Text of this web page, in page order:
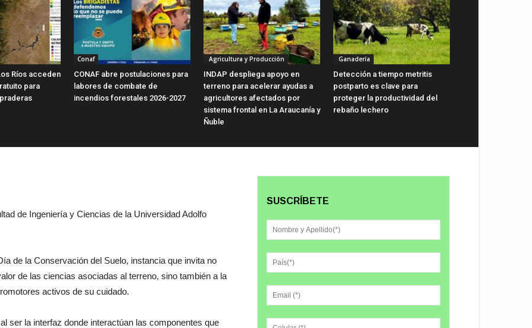
Ríos acceden
para
Conaf
CONAF abre postulaciones para
labores de combate de
incendios forestales 2026-2027
Agricultura y Producción
INDAP despliega apoyo en
terreno para acelerar ayudas a
agricultores afectados por
sistema frontal en La Araucanía y
Ñuble
Ganadería
Detección a tiempo metritis
postparto es clave para
proteger la productividad del
rebaño lechero
de Ingeniería y Ciencias de la Universidad Adolfo
de la Conservación del Suelo, instancia que invita no
de las ciencias asociadas al terreno, sino también a la
activos de su cuidado.
ser la interfaz donde interactúan las componentes que
SUSCRÍBETE